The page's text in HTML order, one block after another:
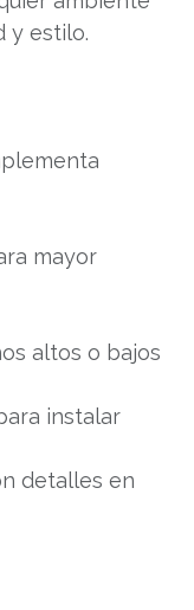
y estilo.
mayor
altos o bajos
instalar
detalles en